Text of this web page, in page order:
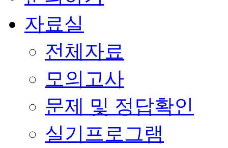
자료실
전체자료
모의고사
문제 및 정답확인
실기프로그램